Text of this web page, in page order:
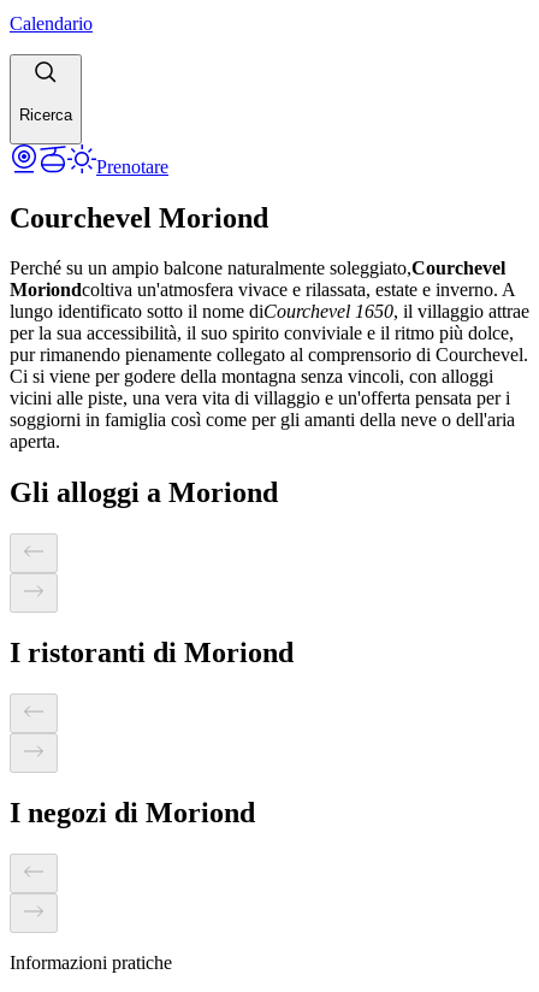
Calendario
Ricerca
Prenotare
Courchevel Moriond
Perché su un ampio balcone naturalmente soleggiato,Courchevel
Moriondcoltiva un'atmosfera vivace e rilassata, estate e inverno. A
lungo identificato sotto il nome diCourchevel 1650, il villaggio attrae
per la sua accessibilità, il suo spirito conviviale e il ritmo più dolce,
pur rimanendo pienamente collegato al comprensorio di Courchevel.
Ci si viene per godere della montagna senza vincoli, con alloggi
vicini alle piste, una vera vita di villaggio e un'offerta pensata per i
soggiorni in famiglia così come per gli amanti della neve o dell'aria
aperta.
Gli alloggi a Moriond
I ristoranti di Moriond
I negozi di Moriond
Informazioni pratiche